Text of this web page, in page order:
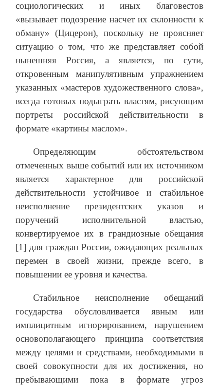
социологических и иных благовестов
«вызывает подозрение насчет их склонности к
обману» (Цицерон), поскольку не проясняет
ситуацию о том, что же представляет собой
нынешняя Россия, а является, по сути,
откровенным манипулятивным упражнением
указанных «мастеров художественного слова»,
всегда готовых подыграть властям, рисующим
портреты российской действительности в
формате «картины маслом».
Определяющим обстоятельством
отмеченных выше событий или их источником
является характерное для российской
действительности устойчивое и стабильное
неисполнение президентских указов и
поручений исполнительной властью,
конвертируемое их в грандиозные обещания
[1] для граждан России, ожидающих реальных
перемен в своей жизни, прежде всего, в
повышении ее уровня и качества.
Стабильное неисполнение обещаний
государства обусловливается явным или
имплицитным игнорированием, нарушением
основополагающего принципа соответствия
между целями и средствами, необходимыми в
своей совокупности для их достижения, но
пребывающими пока в формате угроз